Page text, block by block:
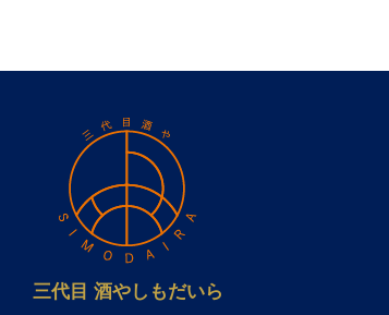
三代目 酒やしもだいら